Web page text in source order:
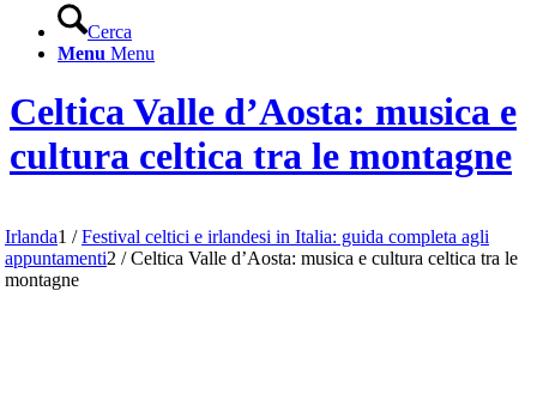
Cerca
Menu Menu
Celtica Valle d’Aosta: musica e
cultura celtica tra le montagne
Irlanda1 / Festival celtici e irlandesi in Italia: guida completa agli
appuntamenti2 / Celtica Valle d’Aosta: musica e cultura celtica tra le
montagne